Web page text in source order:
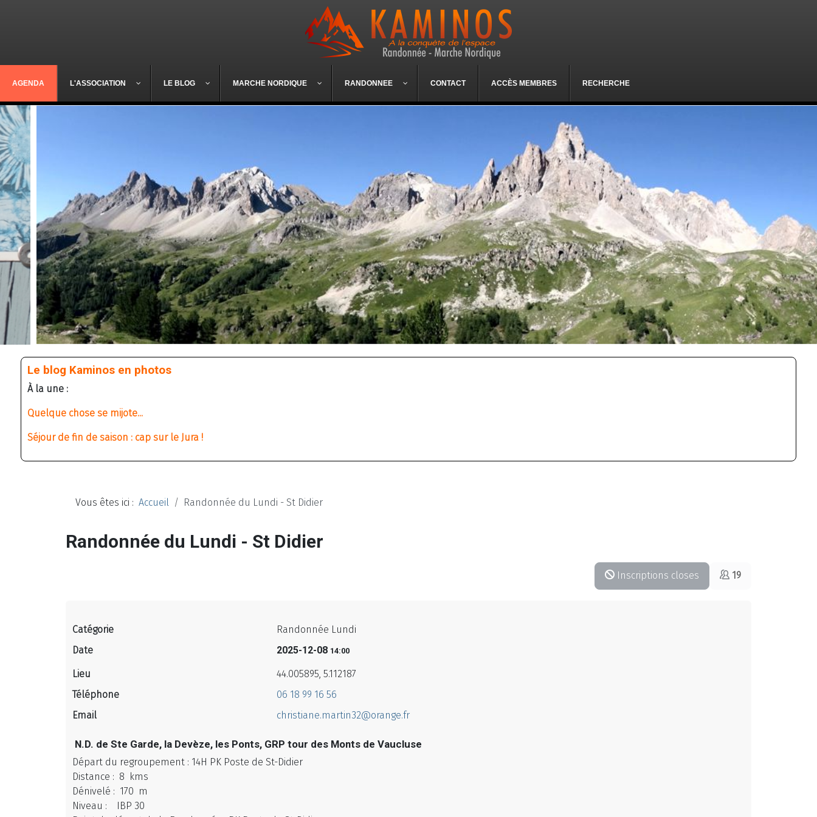
AGENDA L'ASSOCIATION LE BLOG MARCHE NORDIQUE RANDONNEE CONTACT ACCÈS MEMBRES RECHERCHE
Le blog Kaminos en photos
À la une :
Quelque chose se mijote...
Séjour de fin de saison : cap sur le Jura !
Vous êtes ici : Accueil Randonnée du Lundi - St Didier
Randonnée du Lundi - St Didier
Inscriptions closes 19
Catégorie
Randonnée Lundi
Date
2025-12-08 14:00
Lieu
44.005895, 5.112187
Téléphone
06 18 99 16 56
Email
christiane.martin32@orange.fr
N.D. de Ste Garde, la Devèze, les Ponts, GRP tour des Monts de Vaucluse
Départ du regroupement : 14H PK Poste de St-Didier
Distance : 8 kms
Dénivelé : 170 m
Niveau : IBP 30